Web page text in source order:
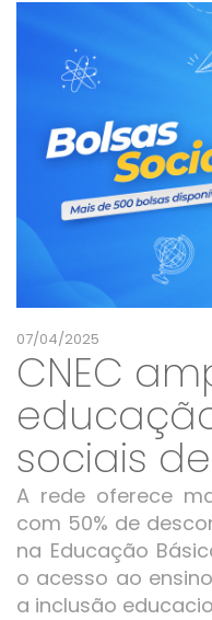
07/04/2025
CNEC
sociais
A rede oferece
com 50% de
na Educação
o acesso ao
a inclusão